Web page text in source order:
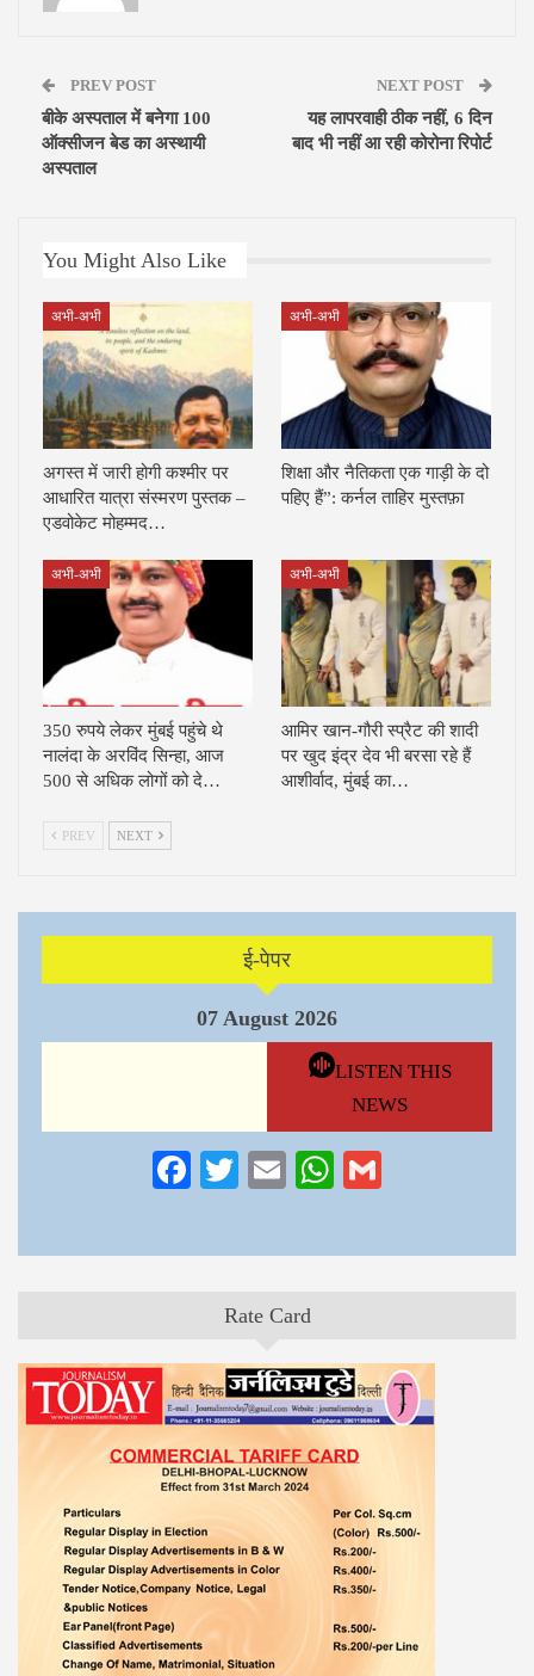
PREV POST
बीके अस्पताल में बनेगा 100
ऑक्सीजन बेड का अस्थायी
अस्पताल
NEXT POST
यह लापरवाही ठीक नहीं, 6 दिन
बाद भी नहीं आ रही कोरोना रिपोर्ट
You Might Also Like
अभी-अभी
अगस्त में जारी होगी कश्मीर पर
आधारित यात्रा संस्मरण पुस्तक –
एडवोकेट मोहम्मद…
अभी-अभी
शिक्षा और नैतिकता एक गाड़ी के दो
पहिए हैं”: कर्नल ताहिर मुस्तफ़ा
अभी-अभी
350 रुपये लेकर मुंबई पहुंचे थे
नालंदा के अरविंद सिन्हा, आज
500 से अधिक लोगों को दे…
अभी-अभी
आमिर खान-गौरी स्प्रैट की शादी
पर खुद इंद्र देव भी बरसा रहे हैं
आशीर्वाद, मुंबई का…
PREV NEXT
ई-पेपर
07 August 2026
LISTEN THIS
NEWS
Facebook
TwitterEmailWhatsApp
Rate Card